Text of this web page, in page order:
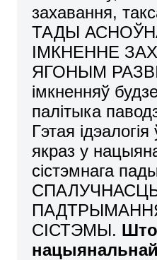
захавання,
ТАДЫ
ІМКНЕННЕ
ЯГОНЫМ
імкненняў
палітыка
Гэтая
якраз у
сістэмнага
СІСТЭМЫ. Што
нацыянальнай